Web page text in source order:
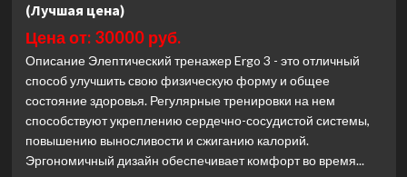
(Лучшая цена)
Цена от: 30000 руб.
Описание Элептический тренажер Ergo 3 - это отличный
способ улучшить свою физическую форму и общее
состояние здоровья. Регулярные тренировки на нем
способствуют укреплению сердечно-сосудистой системы,
повышению выносливости и сжиганию калорий.
Эргономичный дизайн обеспечивает комфорт во время...